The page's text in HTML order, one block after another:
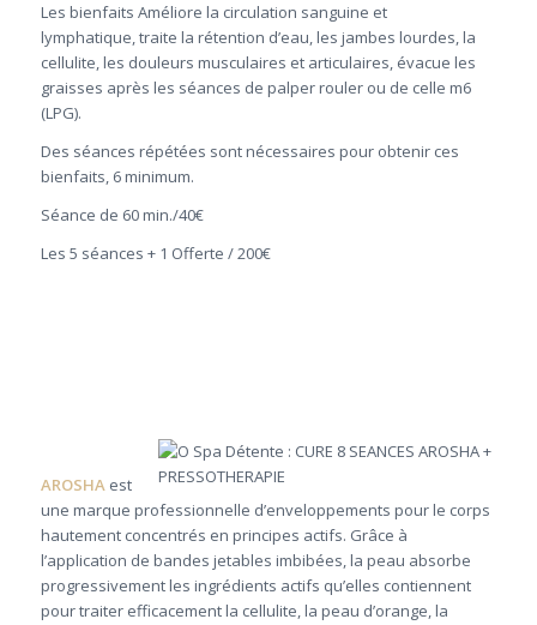
Les bienfaits Améliore la circulation sanguine et
lymphatique, traite la rétention d’eau, les jambes lourdes, la
cellulite, les douleurs musculaires et articulaires, évacue les
graisses après les séances de palper rouler ou de celle m6
(LPG).
Des séances répétées sont nécessaires pour obtenir ces
bienfaits, 6 minimum.
Séance de 60 min./40€
Les 5 séances + 1 Offerte / 200€
AROSHAest
une marque professionnelle d’enveloppements pour le corps
hautement concentrés en principes actifs. Grâce à
l’application de bandes jetables imbibées, la peau absorbe
progressivement les ingrédients actifs qu’elles contiennent
pour traiter efficacement la cellulite, la peau d’orange, la